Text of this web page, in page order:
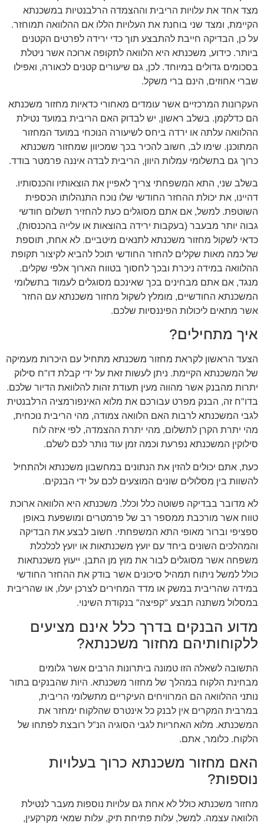
מצד אחד את עלויות הריבית וההצמדה הרלבנטיות במשכנתא
הקיימת, ומצד שני בוחנת את העלויות הללו אם ההלוואה תמוחזר.
על כן, הבדיקה חייבת להתבצע תוך כדי ירידה לפרטים הקטנים
ביותר. כידוע, משכנתא היא הלוואה לתקופה ארוכה אשר ניטלת
בסכומים גדולים במיוחד. לכן, גם שיעורים קטנים לכאורה, ואפילו
שברי אחוזים, הינם ברי משקל.
העקרונות המרכזיים אשר עומדים מאחורי כדאיות מחזור משכנתא
הם כדלקמן. בשלב ראשון, יש לבדוק האם הריבית במועד נטילת
ההלוואה עלתה או ירדה ביחס לשיעורה הנוכחי במועד המחזור
המתוכנן. שימו לב, חשוב להכיר בכך שמכיוון שמחזור משכנתא
כרוך גם בתשלומי עמלות היוון, הריבית לבדה איננה פרמטר בודד.
בשלב שני, התא המשפחתי צריך לאפיין את הוצאותיו והכנסותיו.
דהיינו, את יכולת ההחזר החודשי שלו נוכח התנהלותו הכספית
השוטפת. למשל, אם אתם מסוגלים כעת להחזיר תשלום חודשי
גבוה יותר מבעבר (בעקבות ירידה בהוצאות או עלייה בהכנסות),
כדאי לשקול מחזור משכנתא לתנאים מיטביים. לא אחת, תוספת
של כמה מאות שקלים להחזר החודשי תוכל להביא לקיצור תקופת
ההלוואה במידה ניכרת ובכך לחסוך בטווח הארוך אלפי שקלים.
מנגד, אם אתם מבחינים בכך שאינכם מסוגלים לעמוד בתשלומי
המשכנתא החודשיים, מומלץ לשקול מחזור משכנתא עם החזר
אשר מתאים ליכולות הפיננסיות שלכם.
איך מתחילים?
הצעד הראשון לקראת מחזור משכנתא מתחיל עם היכרות מעמיקה
של המשכנתא הקיימת. ניתן לעשות זאת על ידי קבלת דו"ח סילוק
יתרות מהבנק אשר מהווה מעין תעודת זהות להלוואת הדיור שלכם.
בדו"ח זה, הבנק מפרט עבורכם את מלוא האינפורמציה הרלבנטית
לגבי המשכנתא לרבות האם הלוואה צמודה, מהי הריבית נוכחית,
מהי יתרת הקרן לתשלום, מהי יתרת ההצמדה, לפי איזה לוח
סילוקין המשכנתא נפרעת וכמה זמן עוד נותר לכם לשלם.
כעת, אתם יכולים להזין את הנתונים במחשבון משכנתא ולהתחיל
להשוות בין מסלולים שונים המוצעים לכם על ידי הבנקים.
לא מדובר בבדיקה פשוטה כלל וכלל. משכנתא היא הלוואה ארוכת
טווח אשר מורכבת ממספר רב של פרמטרים ומושפעת באופן
ספציפי וברור מאופי התא המשפחתי. חשוב לבצע את הבדיקה
והמהלכים השונים ביחד עם יועץ משכנתאות או יועץ לכלכלת
משפחה אשר מסוגלים לבור את מוץ מן התבן. ייעוץ משכנתאות
כולל למשל ניתוח תמהיל סיכונים אשר בודק את ההחזר החודשי
במידה שהריבית במשק או מדד המחירים לצרכן יעלו, או שהריבית
במסלול משתנה תבצע "קפיצה" בנקודת השינוי.
מדוע הבנקים בדרך כלל אינם מציעים
ללקוחותיהם מחזור משכנתא?
התשובה לשאלה הזו טמונה ביתרונות הרבים אשר גלומים
מבחינת הלקוח במהלך של מחזור משכנתא. היות שהבנקים בתור
נותני ההלוואה הם המרוויחים העיקריים מתשלומי הריבית,
במרבית המקרים אין לבנק כל אינטרס שהלקוח ימחזר את
המשכנתא. מלוא האחריות לגבי הסוגיה הנ"ל רובצת לפתחו של
הלקוח. כלומר, אתם.
האם מחזור משכנתא כרוך בעלויות
נוספות?
מחזור משכנתא כולל לא אחת גם עלויות נוספות מעבר לנטילת
הלוואה עצמה. למשל, עלות פתיחת תיק, עלות שמאי מקרקעין,